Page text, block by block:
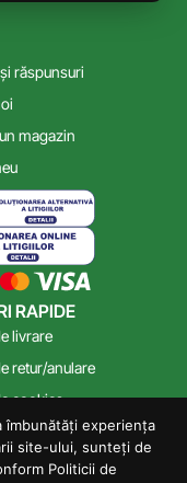
RAPIDE
livrare
retur/anulare
cookies
confidențialitate
Condiții
răspunsuri
magazin
experiența
site-ului, sunteți de
Politicii de